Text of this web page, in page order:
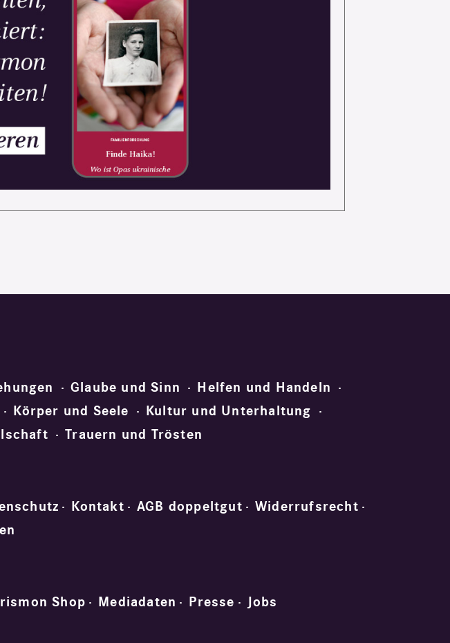
Glaube und Sinn
Helfen und Handeln
Körper und Seele
Kultur und Unterhaltung
Trauern und Trösten
Kontakt AGB doppeltgut
Widerrufsrecht
Shop Mediadaten Presse Jobs